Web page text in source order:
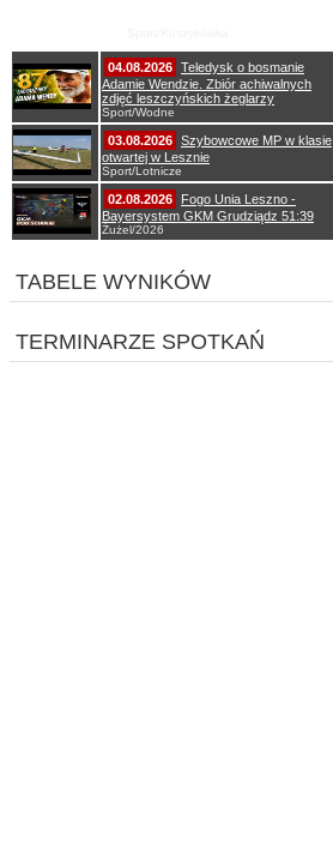
04.08.2026 Teledysk o bosmanie
Adamie Wendzie. Zbiór achiwalnych
zdjęć leszczyńskich żeglarzy
Sport/Wodne
03.08.2026 Szybowcowe MP w klasie
otwartej w Lesznie
Sport/Lotnicze
02.08.2026
Fogo Unia Leszno -
Bayersystem GKM Grudziądz 51:39
Żużel/2026
TABELE WYNIKÓW
TERMINARZE SPOTKAŃ